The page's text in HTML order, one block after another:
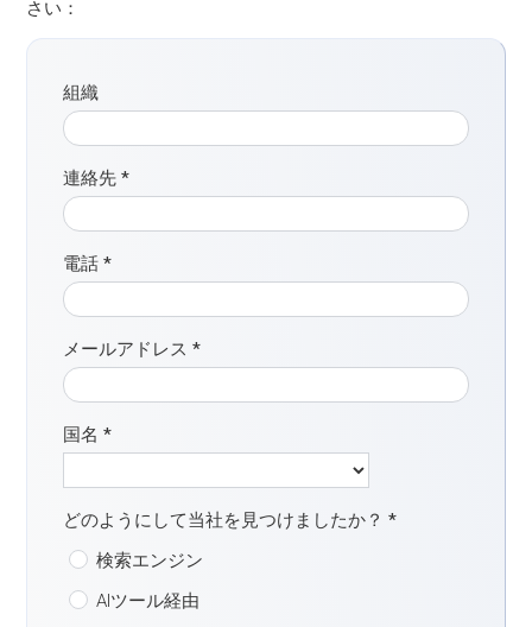
さい：
組織
連絡先*
電話*
メールアドレス*
国名*
どのようにして当社を見つけましたか？*
検索エンジン
AIツール経由